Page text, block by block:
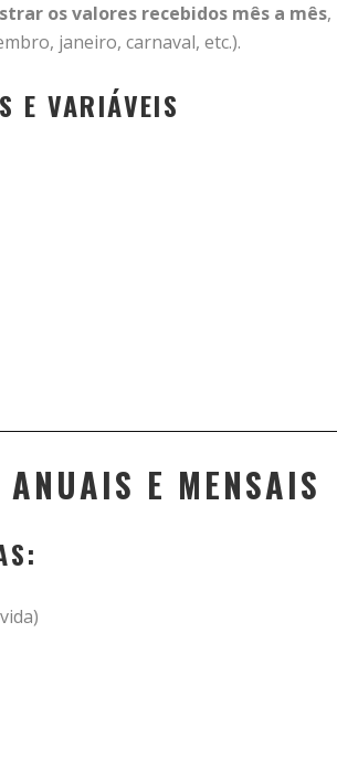
os valores recebidos mês a mês,
janeiro, carnaval, etc.).
E VARIÁVEIS
E MENSAIS